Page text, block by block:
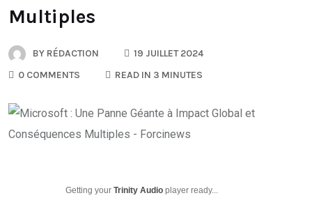
Multiples
BY RÉDACTION
19 JUILLET 2024
0 COMMENTS
READ IN 3 MINUTES
Getting your Trinity Audio player ready...